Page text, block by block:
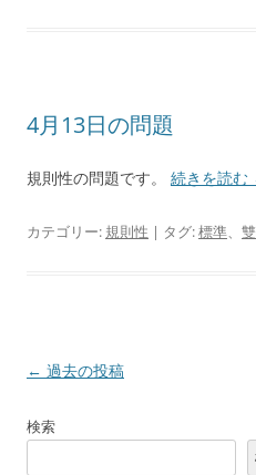
4月13日の問題
規則性の問題です。 続きを読む
カテゴリー: 規則性 | タグ:標準、
投
ナ
← 過去の投稿
検索